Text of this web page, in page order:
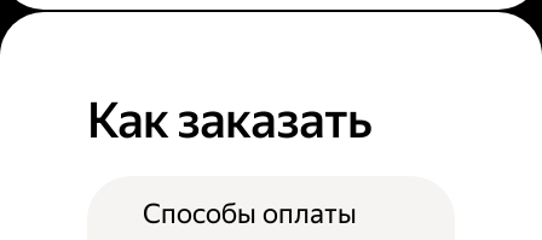
Как заказать
Способы оплаты